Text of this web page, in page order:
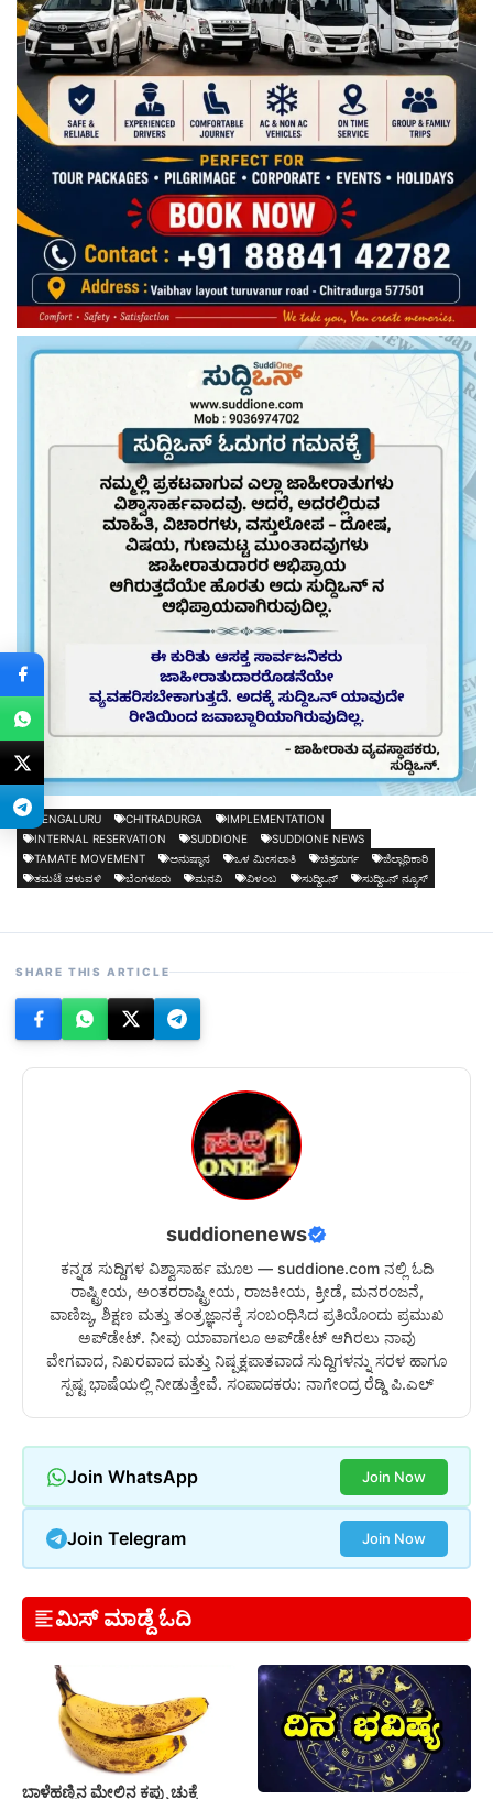
BENGALURU CHITRADURGA
IMPLEMENTATION
INTERNAL RESERVATION
SUDDIONE
SUDDIONE NEWS
TAMATE MOVEMENT
ಅನುಷ್ಠಾನ ಒಳ ಮೀಸಲಾತಿ ಚಿತ್ರದುರ್ಗ
ಜಿಲ್ಲಾಧಿಕಾರಿ
ತಮಟೆ ಚಳುವಳಿ
ಬೆಂಗಳೂರು ಮನವಿ ವಿಳಂಬ ಸುದ್ದಿಒನ್ ಸುದ್ದಿಒನ್ ನ್ಯೂಸ್
SHARE THIS ARTICLE
suddionenews
ಕನ್ನಡ ಸುದ್ದಿಗಳ ವಿಶ್ವಾಸಾರ್ಹ ಮೂಲ — suddione.com ನಲ್ಲಿ ಓದಿ
ರಾಷ್ಟ್ರೀಯ, ಅಂತರರಾಷ್ಟ್ರೀಯ, ರಾಜಕೀಯ, ಕ್ರೀಡೆ, ಮನರಂಜನೆ,
ವಾಣಿಜ್ಯ, ಶಿಕ್ಷಣ ಮತ್ತು ತಂತ್ರಜ್ಞಾನಕ್ಕೆ ಸಂಬಂಧಿಸಿದ ಪ್ರತಿಯೊಂದು ಪ್ರಮುಖ
ಅಪ್‌ಡೇಟ್. ನೀವು ಯಾವಾಗಲೂ ಅಪ್‌ಡೇಟ್ ಆಗಿರಲು ನಾವು
ವೇಗವಾದ, ನಿಖರವಾದ ಮತ್ತು ನಿಷ್ಪಕ್ಷಪಾತವಾದ ಸುದ್ದಿಗಳನ್ನು ಸರಳ ಹಾಗೂ
ಸ್ಪಷ್ಟ ಭಾಷೆಯಲ್ಲಿ ನೀಡುತ್ತೇವೆ. ಸಂಪಾದಕರು: ನಾಗೇಂದ್ರ ರೆಡ್ಡಿ ಪಿ.ಎಲ್
Join WhatsApp Join Now
Join Telegram Join Now
ಮಿಸ್ ಮಾಡ್ದೆ ಓದಿ
ಬಾಳೆಹಣ್ಣಿನ ಮೇಲಿನ ಕಪ್ಪು ಚುಕ್ಕೆ